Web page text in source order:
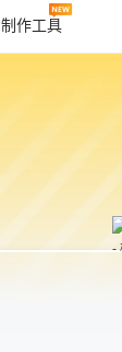
制作工具